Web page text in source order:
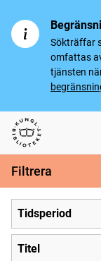
Sökträffar
omfattas
tjänsten
Svenska tidningar
Filtrera
Tidsperiod
Titel